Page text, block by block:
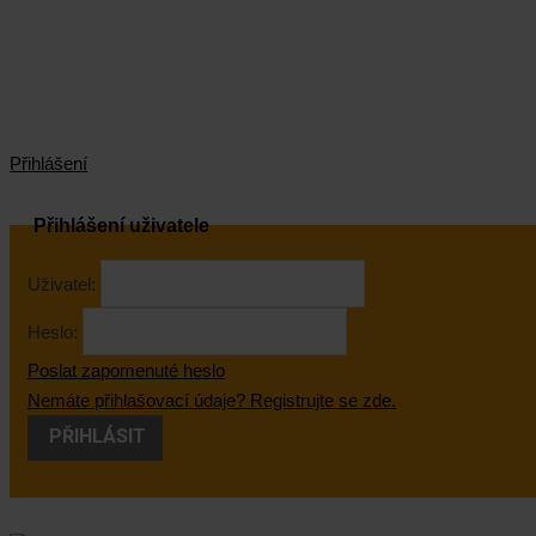
Přihlášení
Přihlášení uživatele
Uživatel:
Heslo:
Poslat zapomenuté heslo
Nemáte přihlašovací údaje? Registrujte se zde.